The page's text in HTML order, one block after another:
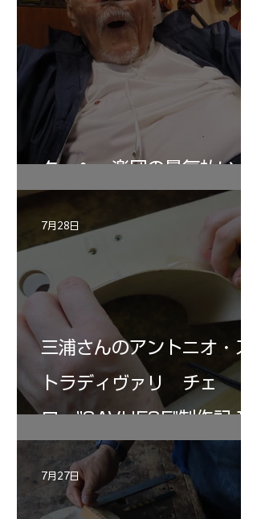
ターヘー楽団の暑気払い
三浦さんのアントニオ・ス
トラディヴァリ チェ
ロ ”SAVUESE"制作記１2
7月28日
7月27日